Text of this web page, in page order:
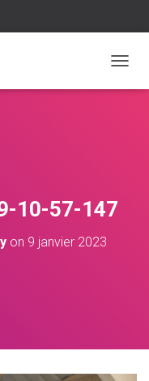
10-57-147
on 9 janvier 2023